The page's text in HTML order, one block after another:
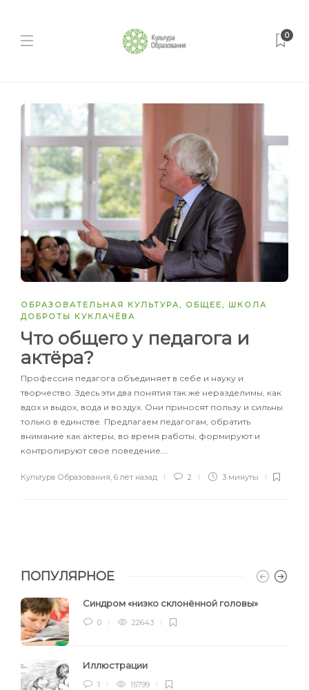
0
ОБРАЗОВАТЕЛЬНАЯ КУЛЬТУРА , ОБЩЕЕ , ШКОЛА
ДОБРОТЫ КУКЛАЧЁВА
Что общего у педагога и
актёра?
Профессия педагога объединяет в себе и науку и
творчество. Здесь эти два понятия так же неразделимы, как
вдох и выдох, вода и воздух. Они приносят пользу и сильны
только в единстве. Предлагаем педагогам, обратить
внимание как актеры, во время работы, формируют и
контролируют свое поведение….
Культура Образования 6 лет назад 2 3 минуты
ПОПУЛЯРНОЕ
Синдром «низко склонённой головы»
0 22643
Иллюстрации
1 15799